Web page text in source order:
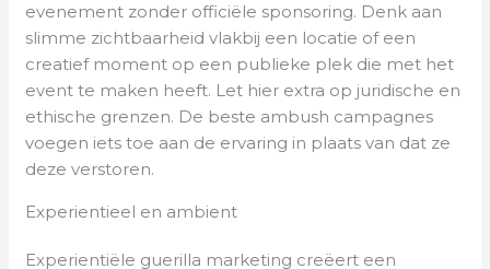
evenement zonder officiële sponsoring. Denk aan
slimme zichtbaarheid vlakbij een locatie of een
creatief moment op een publieke plek die met het
event te maken heeft. Let hier extra op juridische en
ethische grenzen. De beste ambush campagnes
voegen iets toe aan de ervaring in plaats van dat ze
deze verstoren.
Experientieel en ambient
Experientiële guerilla marketing creëert een